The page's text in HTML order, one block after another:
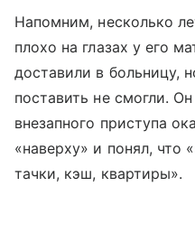
Напомним, несколько
плохо на глазах у его
доставили в больницу,
поставить не смогли.
внезапного приступа
«наверху» и понял, что
тачки, кэш, квартиры».